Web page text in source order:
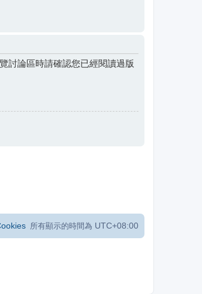
討論區時請確認您已經閱讀過版
所有顯示的時間為 UTC+08:00